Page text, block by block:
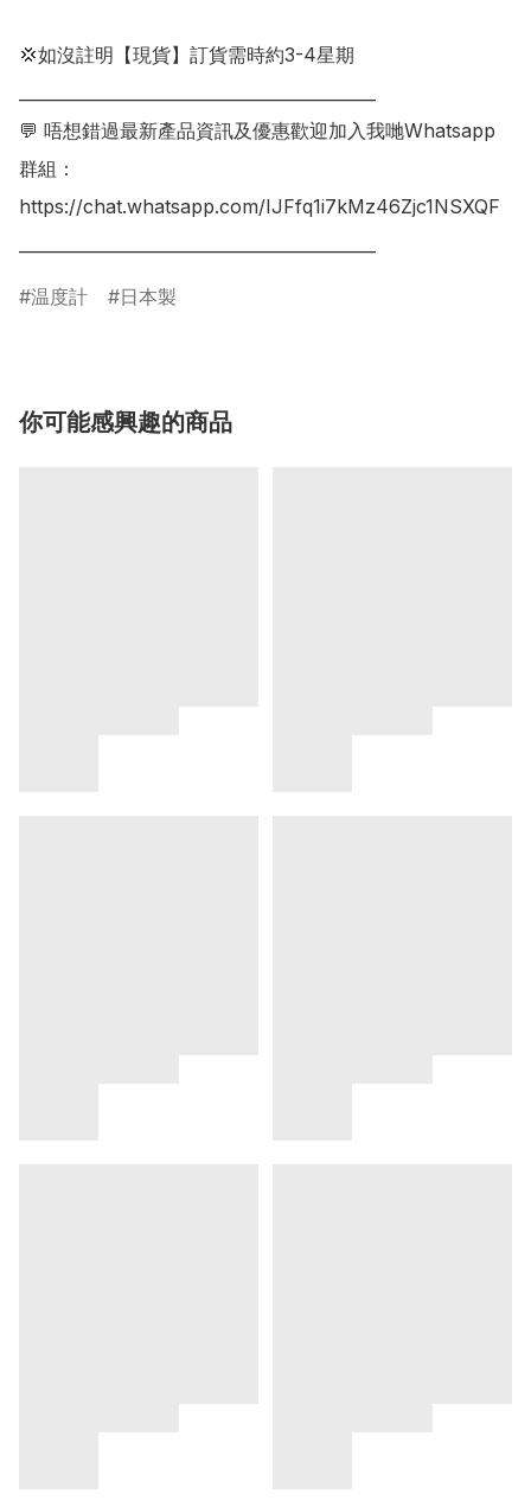
💢如沒註明【現貨】訂貨需時約3-4星期
💬 唔想錯過最新產品資訊及優惠歡迎加入我哋Whatsapp
群組：
https://chat.whatsapp.com/IJFfq1i7kMz46Zjc1NSXQF
温度計 日本製
你可能感興趣的商品